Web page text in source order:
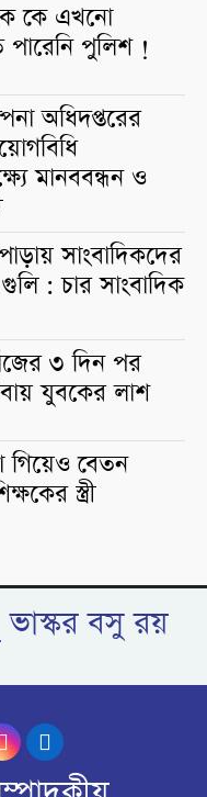
কে এখনো
পারেনি পুলিশ !
অধিদপ্তরের
মানববন্ধন ও
সাংবাদিকদের
: চার সাংবাদিক
৩ দিন পর
যুবকের লাশ
গিয়েও বেতন
স্ত্রী
বসু রয়